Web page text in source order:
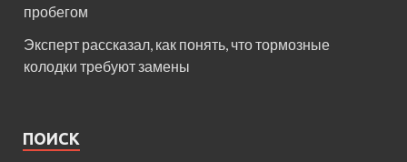
пробегом
Эксперт рассказал, как понять, что тормозные
колодки требуют замены
ПОИСК